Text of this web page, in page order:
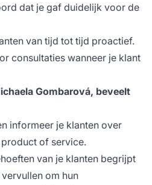
dat je gaf duidelijk voor de
van tijd tot tijd proactief.
consultaties wanneer je klant
Gombarová, beveelt
informeer je klanten over
of service.
van je klanten begrijpt
om hun